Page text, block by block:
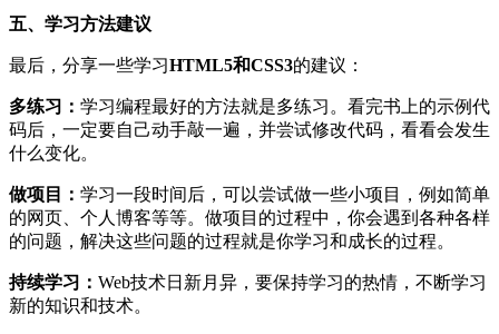
五、学习方法建议
最后，分享一些学习HTML5和CSS3的建议：
多练习： 学习编程最好的方法就是多练习。看完书上的示例代
码后，一定要自己动手敲一遍，并尝试修改代码，看看会发生
什么变化。
做项目： 学习一段时间后，可以尝试做一些小项目，例如简单
的网页、个人博客等等。做项目的过程中，你会遇到各种各样
的问题，解决这些问题的过程就是你学习和成长的过程。
持续学习： Web技术日新月异，要保持学习的热情，不断学习
新的知识和技术。